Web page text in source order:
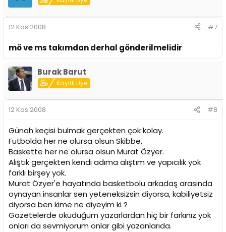
12 Kas 2008 #7
mö ve ms takımdan derhal gönderilmelidir
Burak Barut
Kayıtlı Üye
12 Kas 2008 #8
Günah keçisi bulmak gerçekten çok kolay.
Futbolda her ne olursa olsun Skibbe,
Baskette her ne olursa olsun Murat Özyer.
Alıştık gerçekten kendi adıma alıştım ve yapıcılık yok
farklı birşey yok.
Murat Özyer'e hayatında basketbolu arkadaş arasında
oynayan insanlar sen yeteneksizsin diyorsa, kabiliyetsiz
diyorsa ben kime ne diyeyim ki ?
Gazetelerde okuduğum yazarlardan hiç bir farkınız yok
onları da sevmiyorum onlar gibi yazanlarıda.